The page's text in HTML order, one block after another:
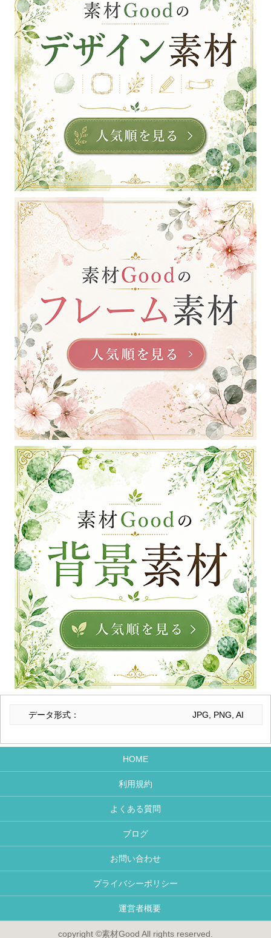
データ形式： JPG, PNG, AI
HOME
利用規約
よくある質問
ブログ
お問い合わせ
プライバシーポリシー
運営者概要
copyright ©素材Good All rights reserved.